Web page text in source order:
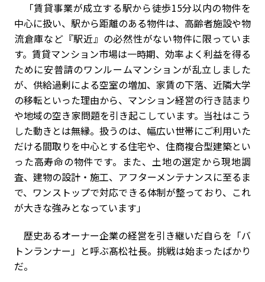
「賃貸事業が成立する駅から徒歩15分以内の物件を
中心に扱い、駅から距離のある物件は、高齢者施設や物
流倉庫など『駅近』の必然性がない物件に限っていま
す。賃貸マンション市場は一時期、効率よく利益を得る
ために安普請のワンルームマンションが乱立しました
が、供給過剰による空室の増加、家賃の下落、近隣大学
の移転といった理由から、マンション経営の行き詰まり
や地域の空き家問題を引き起こしています。当社はこう
した動きとは無縁。扱うのは、幅広い世帯にご利用いた
だける間取りを中心とする住宅や、住商複合型建築とい
った高寿命の物件です。また、土地の選定から現地調
査、建物の設計・施工、アフターメンテナンスに至るま
で、ワンストップで対応できる体制が整っており、これ
が大きな強みとなっています」
歴史あるオーナー企業の経営を引き継いだ自らを「バ
トンランナー」と呼ぶ髙松社長。挑戦は始まったばかり
だ。